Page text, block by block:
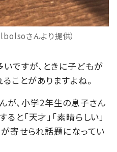
さんより提供）
ですが、ときに子どもが
ことがありますよね。
が、小学2年生の息子さん
と「天才」「素晴らしい」
が寄せられ話題になってい